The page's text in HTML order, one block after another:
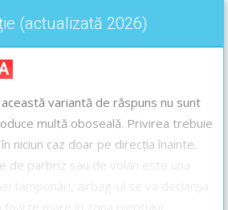
(actualizată 2026)
variantă de răspuns nu sunt
multă oboseală. Privirea trebuie
niciun caz doar pe direcția înainte.
de parbriz sau de volan este una